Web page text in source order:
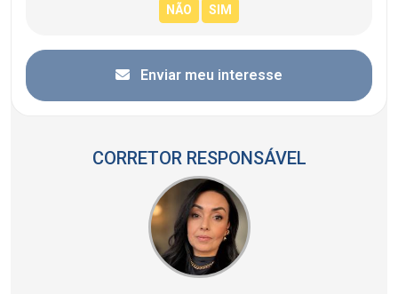
Enviar meu interesse
CORRETOR RESPONSÁVEL